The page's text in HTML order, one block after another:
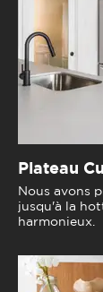
Plateau
Nous avons
jusqu'à la
harmonieux.